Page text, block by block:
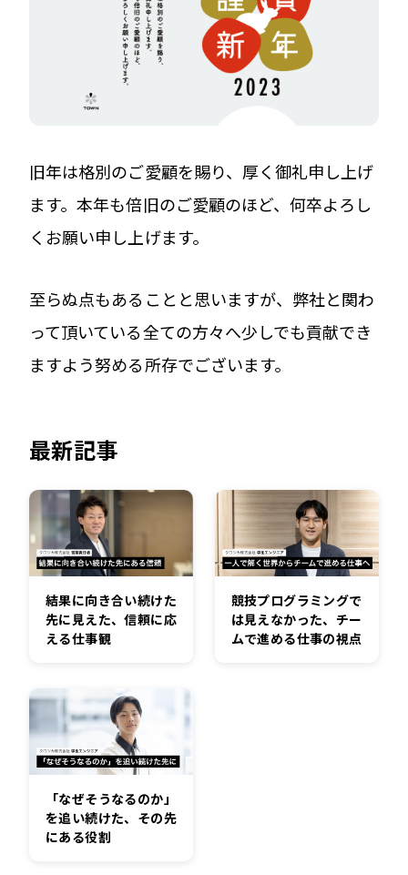
旧年は格別のご愛顧を賜り、厚く御礼申し上げ
ます。本年も倍旧のご愛顧のほど、何卒よろし
くお願い申し上げます。
至らぬ点もあることと思いますが、弊社と関わ
って頂いている全ての方々へ少しでも貢献でき
ますよう努める所存でございます。
最新記事
結果に向き合い続けた
先に見えた、信頼に応
える仕事観
競技プログラミングで
は見えなかった、チー
ムで進める仕事の視点
「なぜそうなるのか」
を追い続けた、その先
にある役割